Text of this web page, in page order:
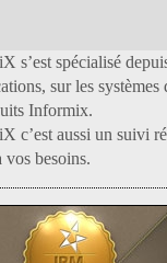
s’est spécialisé
sur les
Informix.
c’est aussi un suivi
vos besoins.